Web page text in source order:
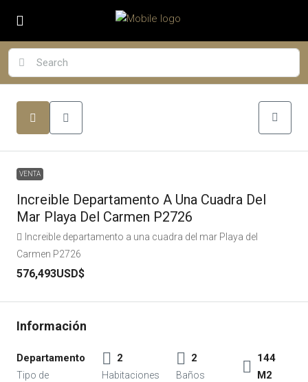
VENTA
Increible Departamento A Una Cuadra Del
Mar Playa Del Carmen P2726
Increible departamento a una cuadra del mar Playa del
Carmen P2726
576,493USD$
Departamento 2 2
144
M2